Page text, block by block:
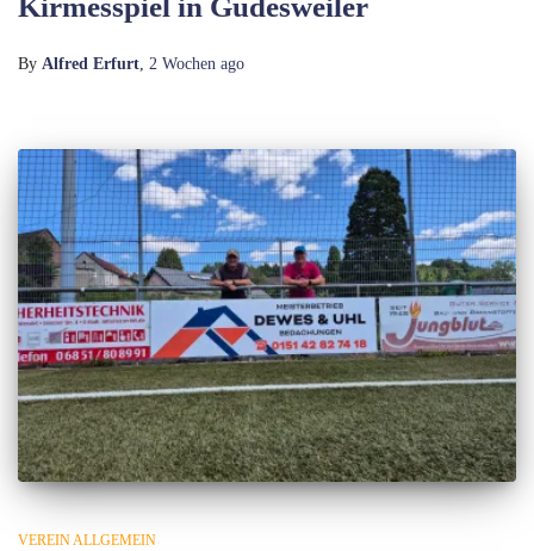
Kirmesspiel in Güdesweiler
By Alfred Erfurt, 2 Wochen ago
VEREIN ALLGEMEIN